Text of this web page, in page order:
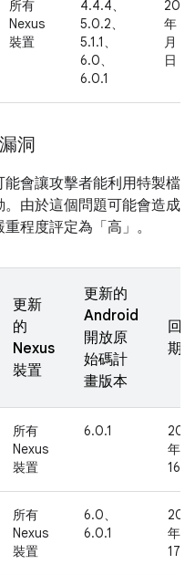
所有
Nexus
裝置
4.4.4、
5.0.2、
5.1.1、
6.0、
6.0.1
2016
年 6
月 9
日
洞
會讓攻擊者能利用特製檔
由於這個問題可能會造成
程度評定為「高」。
更新
的
Nexus
裝置
更新的
Android
開放原
始碼計
畫版本
回
期
所有
Nexus
裝置
6.0.1
年 5
16
所有
Nexus
裝置
6.0、
6.0.1
年 5
17